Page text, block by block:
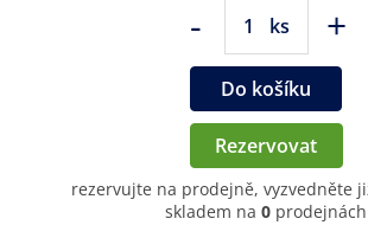
- ks +
Do košíku
Rezervovat
rezervujte na prodejně, vyzvedněte
skladem na 0 prodejnách